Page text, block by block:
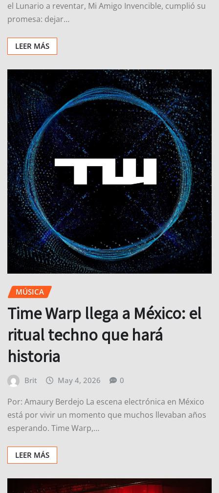
el Lunario a reventar, Mi Amigo Invencible, cumplió su
promesa: dejar…
LEER MÁS
MÚSICA
Time Warp llega a México: el
ritual techno que hará
historia
Brit May 4, 2026 0
Por: Amaury Berdejo La escena electrónica en México
está por vivir un momento que muchos llevaban años
esperando. Time Warp,…
LEER MÁS